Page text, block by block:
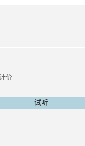
价
试听